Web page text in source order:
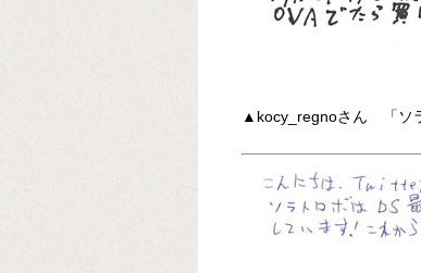
▲kocy_regnoさん 「ソ